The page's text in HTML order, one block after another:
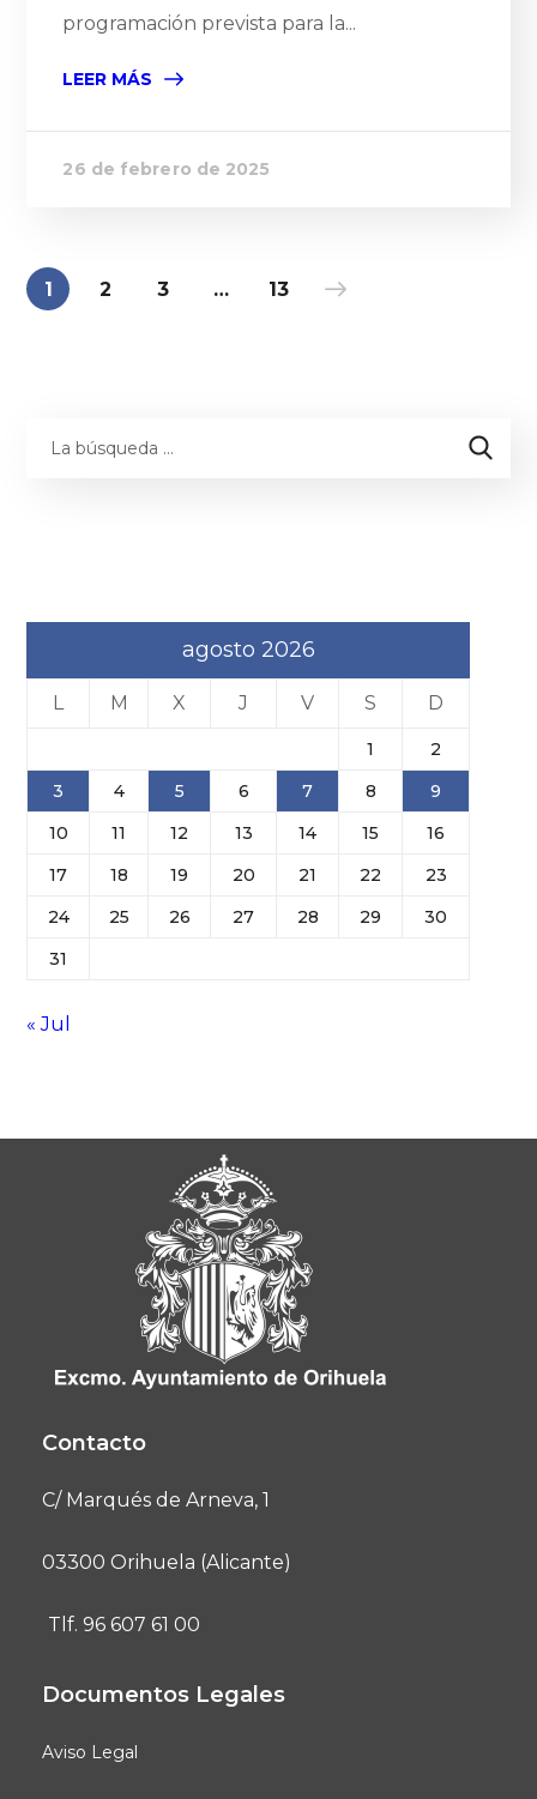
programación prevista para la...
LEER MÁS
26 de febrero de 2025
1 2 3 … 13
agosto 2026
L M X J V S D
1
2
3
4 5 6 7 8
9
10
11 12 13 14 15
16
17
18 19 20 21 22
23
24
25 26 27 28 29
30
31
« Jul
Contacto
C/ Marqués de Arneva, 1
03300 Orihuela (Alicante)
Tlf. 96 607 61 00
Documentos Legales
Aviso Legal